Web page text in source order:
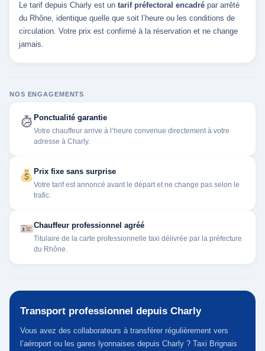
Le tarif depuis Charly est un tarif préfectoral encadré par arrêté
du Rhône, identique quelle que soit l’heure ou les conditions de
circulation. Votre prix est confirmé à la réservation et ne change
jamais.
NOS ENGAGEMENTS
Ponctualité garantie
Votre chauffeur arrive à l’heure convenue directement à votre
adresse à Charly.
Prix fixe sans surprise
Votre tarif est annoncé avant le départ et ne change pas selon le
trafic.
Chauffeur professionnel agréé
Titulaire de la carte professionnelle taxi délivrée par la préfecture
du Rhône.
Transport professionnel depuis Charly
Vous avez des collaborateurs à transférer régulièrement vers
l’aéroport ou les gares lyonnaises depuis Charly ? Taxi Brignais